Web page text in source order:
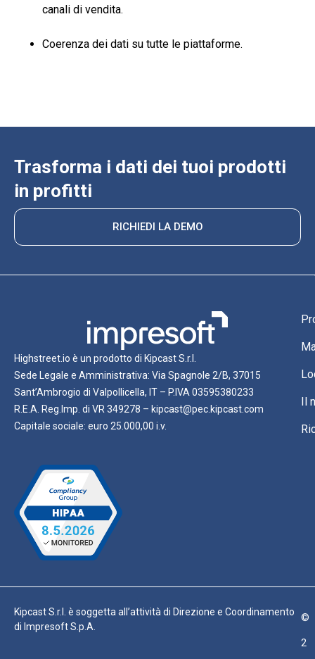
canali di vendita.
Coerenza dei dati su tutte le piattaforme.
Trasforma i dati dei tuoi prodotti
in profitti
RICHIEDI LA DEMO
Highstreet.io è un prodotto di Kipcast S.r.l.
Sede Legale e Amministrativa: Via Spagnole 2/B, 37015
Sant’Ambrogio di Valpollicella, IT – P.IVA 03595380233
R.E.A. Reg.Imp. di VR 349278 – kipcast@pec.kipcast.com
Capitale sociale: euro 25.000,00 i.v.
Il
Kipcast S.r.l. è soggetta all’attività di Direzione e Coordinamento
di Impresoft S.p.A.
©
2